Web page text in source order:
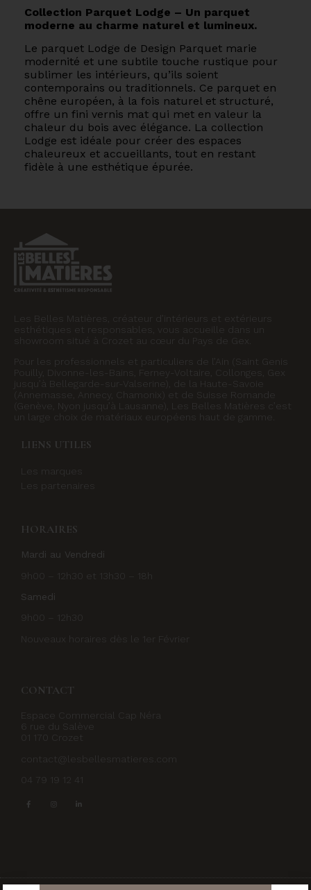
Collection Parquet Lodge – Un parquet
moderne au charme naturel et lumineux.
Le parquet Lodge de Design Parquet marie
modernité et une subtile touche rustique pour
sublimer les intérieurs, qu’ils soient
contemporains ou traditionnels. Ce parquet en
chêne européen, à la fois naturel et structuré,
offre un fini vernis mat qui met en valeur la
chaleur du bois avec élégance. La collection
Lodge est idéale pour créer des espaces
chaleureux et accueillants, tout en restant
fidèle à une esthétique épurée.
Les Belles Matières, créateur d’intérieurs et extérieurs
esthétiques et responsables, vous accueille dans un
showroom situé à Crozet au cœur du Pays de Gex.
Pour les professionnels et particuliers de l’Ain (Saint Genis
Pouilly, Divonne-les-Bains, Ferney-Voltaire, Collonges, Gex
jusqu’à Bellegarde-sur-Valserine), de la Haute-Savoie
(Annemasse, Annecy, Chamonix) et de Suisse Romande
(Genève, Nyon jusqu’à Lausanne), Les Belles Matières c’est
un large choix de matériaux européens haut de gamme.
LIENS UTILES
Les marques
Les partenaires
HORAIRES
Mardi au Vendredi
9h00 – 12h30 et 13h30 – 18h
Samedi
9h00 – 12h30
Nouveaux horaires dès le 1er Février
CONTACT
Espace Commercial Cap Néra
6 rue du Salève
01 170 Crozet
contact@lesbellesmatieres.com
04 79 19 12 41